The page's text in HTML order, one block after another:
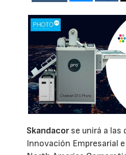
Skandacorse unirá a las
Innovación Empresarial